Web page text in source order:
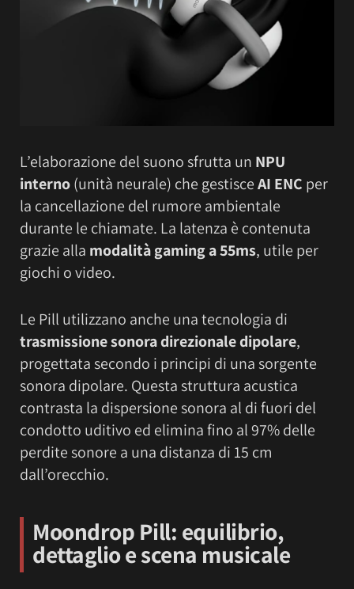
L’elaborazione del suono sfrutta un NPU
interno(unità neurale) che gestisceAI ENC per
la cancellazione del rumore ambientale
durante le chiamate. La latenza è contenuta
grazie alla modalità gaming a 55ms, utile per
giochi o video.
Le Pill utilizzano anche una tecnologia di
trasmissione sonora direzionale dipolare,
progettata secondo i principi di una sorgente
sonora dipolare. Questa struttura acustica
contrasta la dispersione sonora al di fuori del
condotto uditivo ed elimina fino al 97% delle
perdite sonore a una distanza di 15 cm
dall’orecchio.
Moondrop Pill: equilibrio,
dettaglio e scena musicale